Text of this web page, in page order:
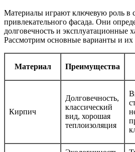
Материалы играют ключевую роль в
привлекательного фасада. Они
долговечность и эксплуатационные
Рассмотрим основные варианты и их
Материал Преимущества
Кирпич
Долговечность,
классический
вид, хорошая
теплоизоляция